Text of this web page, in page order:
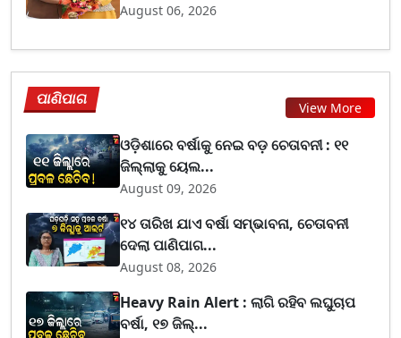
August 06, 2026
ପାଣିପାଗ View More
ଓଡ଼ିଶାରେ ବର୍ଷାକୁ ନେଇ ବଡ଼ ଚେତାବନୀ : ୧୧
ଜିଲ୍ଲାକୁ ୟେଲ...
August 09, 2026
୧୪ ତାରିଖ ଯାଏ ବର୍ଷା ସମ୍ଭାବନା, ଚେତାବନୀ
ଦେଲା ପାଣିପାଗ...
August 08, 2026
Heavy Rain Alert : ଲାଗି ରହିବ ଲଘୁଚାପ
ବର୍ଷା, ୧୭ ଜିଲ୍...